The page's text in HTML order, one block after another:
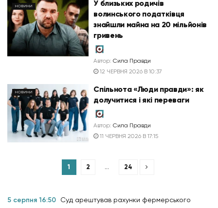
НОВИНИ
У близьких родичів
волинського податківця
знайшли майна на 20 мільйонів
гривень
Автор: Сила Правди
12 ЧЕРВНЯ 2026 В 10:37
НОВИНИ
Спільнота «Люди правди»: як
долучитися і які переваги
Автор: Сила Правди
11 ЧЕРВНЯ 2026 В 17:15
1 2 … 24
5 серпня 16:50
Суд арештував рахунки фермерського